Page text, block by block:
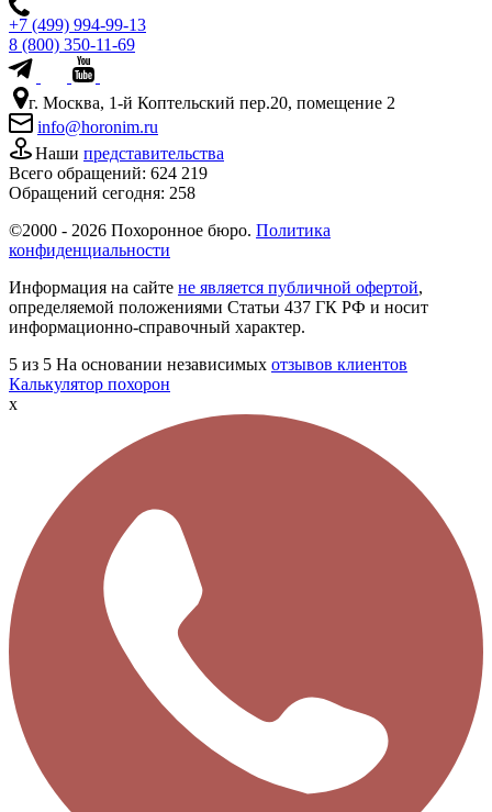
+7 (499) 994-99-13
8 (800) 350-11-69
г. Москва, 1-й Коптельский пер.20, помещение 2
info@horonim.ru
Наши представительства
Всего обращений: 624 219
Обращений сегодня: 258
©2000 - 2026 Похоронное бюро. Политика
конфиденциальности
Информация на сайте не является публичной офертой,
определяемой положениями Статьи 437 ГК РФ и носит
информационно-справочный характер.
5 из 5 На основании независимых отзывов клиентов
Калькулятор похорон
x